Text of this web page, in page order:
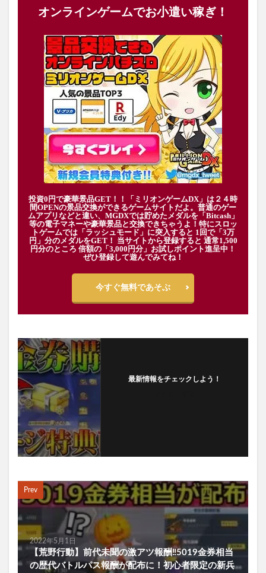
オンラインゲームでお小遣い稼ぎ！
投資0円で豪華景品GET！！「ミリオンゲームDX」は２４時
間OPENの景品交換ができるゲームサイトだよ。普通のゲー
ムアプリなどと違い、MGDXでは貯めたメダルを「Bitcash」
等の電子マネーや豪華景品と交換できちゃうよ！特にスロッ
トゲームでは「ラッシュモード」に突入すると 1回で「3万
円」分のメダルをGET！ 当サイトから登録すると 通常1,500
円分のところ 倍額の「3,000円分」お試しポイント進呈中！
ぜひ登録して遊んでみてね！
今すぐ無料であそぶ
最新情報をチェックしよう！
Prev
2022年5月1日
【荒野行動】前代未聞の激アツ報酬‼5019金券相当
の歴代バトルパス報酬が配布に！初心者限定の新兵